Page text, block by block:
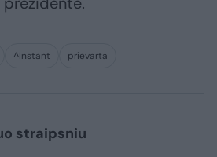
^Instant prievarta
straipsniu